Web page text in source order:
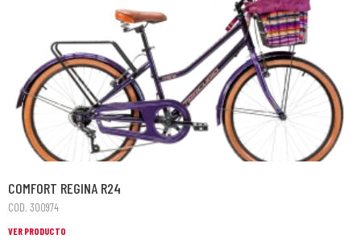
COMFORT REGINA R24
COD. 300974
VER PRODUCTO